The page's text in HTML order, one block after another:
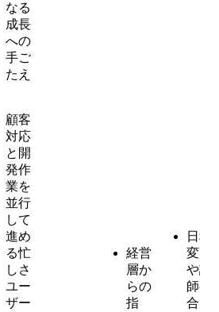
なる
成長
への
手ご
たえ
顧客
対応
と開
発作
業を
並行
して
進め
る忙
しさ
ユー
ザー
経営
層か
らの
指
日程
変更
や講
師都
合な